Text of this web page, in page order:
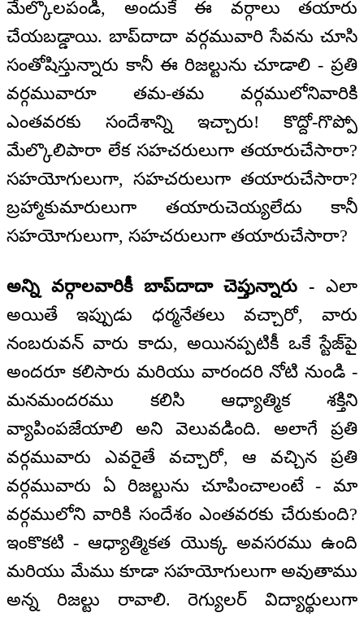
మేల్కొలపండి, అందుకే ఈ వర్గాలు తయారు
చేయబడ్డాయి. బాప్‌దాదా వర్గమువారి సేవను చూసి
సంతోషిస్తున్నారు కానీ ఈ రిజల్టును చూడాలి - ప్రతి
వర్గమువారూ తమ-తమ వర్గములోనివారికి
ఎంతవరకు సందేశాన్ని ఇచ్చారు! కొద్దో-గొప్పో
మేల్కొలిపారా లేక సహచరులుగా తయారుచేసారా?
సహయోగులుగా, సహచరులుగా తయారుచేసారా?
బ్రహ్మాకుమారులుగా తయారుచెయ్యలేదు కానీ
సహయోగులుగా, సహచరులుగా తయారుచేసారా?
అన్ని వర్గాలవారికీ బాప్‌దాదా చెప్తున్నారు - ఎలా
అయితే ఇప్పుడు ధర్మనేతలు వచ్చారో, వారు
నంబరువన్ వారు కాదు, అయినప్పటికీ ఒకే స్టేజ్‌పై
అందరూ కలిసారు మరియు వారందరి నోటి నుండి -
మనమందరము కలిసి ఆధ్యాత్మిక శక్తిని
వ్యాపింపజేయాలి అని వెలువడింది. అలాగే ప్రతి
వర్గమువారు ఎవరైతే వచ్చారో, ఆ వచ్చిన ప్రతి
వర్గమువారు ఏ రిజల్టును చూపించాలంటే - మా
వర్గములోని వారికి సందేశం ఎంతవరకు చేరుకుంది?
ఇంకొకటి - ఆధ్యాత్మికత యొక్క అవసరము ఉంది
మరియు మేము కూడా సహయోగులుగా అవుతాము
అన్న రిజల్టు రావాలి. రెగ్యులర్ విద్యార్థులుగా